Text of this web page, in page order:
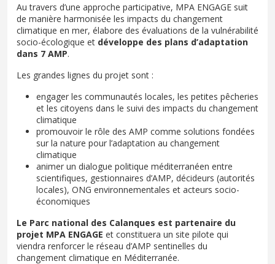
Au travers d’une approche participative, MPA ENGAGE suit
de manière harmonisée les impacts du changement
climatique en mer, élabore des évaluations de la vulnérabilité
socio-écologique et développe des plans d’adaptation
dans 7 AMP.
Les grandes lignes du projet sont :
engager les communautés locales, les petites pêcheries
et les citoyens dans le suivi des impacts du changement
climatique
promouvoir le rôle des AMP comme solutions fondées
sur la nature pour l’adaptation au changement
climatique
animer un dialogue politique méditerranéen entre
scientifiques, gestionnaires d’AMP, décideurs (autorités
locales), ONG environnementales et acteurs socio-
économiques
Le Parc national des Calanques est partenaire du
projet MPA ENGAGE et constituera un site pilote qui
viendra renforcer le réseau d’AMP sentinelles du
changement climatique en Méditerranée.